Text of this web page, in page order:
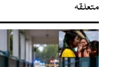
متعلقہ